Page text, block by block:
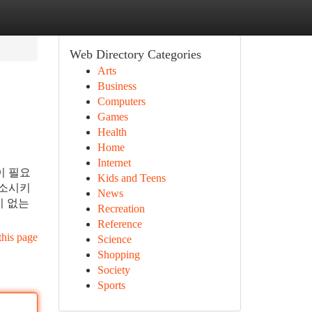
필요
시키
없는
page
Web Directory Categories
Arts
Business
Computers
Games
Health
Home
Internet
Kids and Teens
News
Recreation
Reference
Science
Shopping
Society
Sports